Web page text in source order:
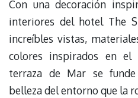
Con una decoración
interiores del hotel The
increíbles vistas,
colores inspirados en
terraza de Mar se
belleza del entorno que la